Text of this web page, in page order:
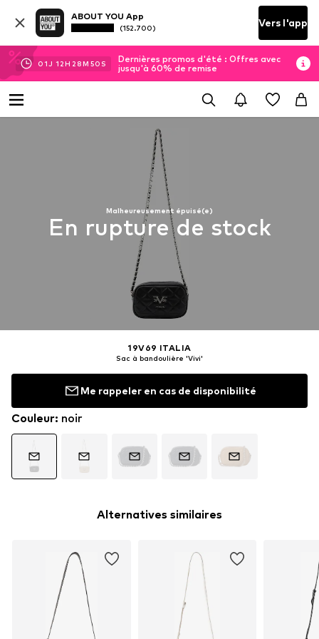
ABOUT YOU App
(152.700) Vers l'app
01J 12H 28M 49 S
Dernières promos d'été : Offres avec
jusqu'à 60% de remise
Malheureusement épuisé(e)
En rupture de stock
19V69 ITALIA
Sac à bandoulière 'Vivi'
Me rappeler en cas de disponibilité
Couleur: noir
Alternatives similaires